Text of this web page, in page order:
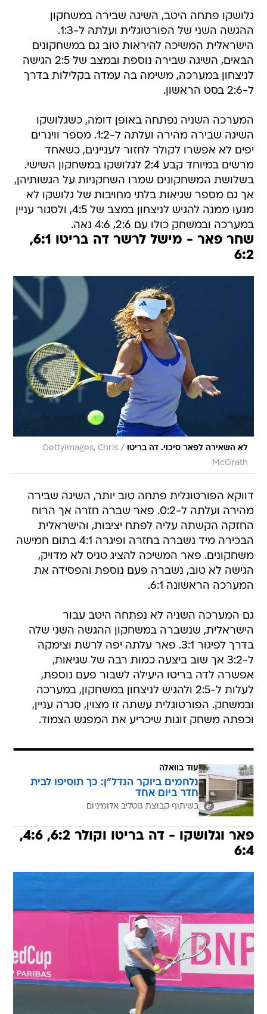
גלושקו פתחה היטב, השיגה שבירה במשחקון
ההגשה השני של הפורטוגלית ועלתה ל-1:3.
הישראלית המשיכה להיראות טוב גם במשחקונים
הבאים, השיגה שבירה נוספת ובמצב של 2:5 הגישה
לניצחון במערכה, משימה בה עמדה בקלילות בדרך
ל-2:6 בסט הראשון.
המערכה השניה נפתחה באופן דומה, כשגלושקו
השיגה שבירה מהירה ועלתה ל-1:2. מספר ווינרים
יפים לא אפשרו לקולר לחזור לעניינים, כשאחד
מרשים במיוחד קבע 2:4 לגלושקו במשחקון השישי.
בשלושת המשחקונים שמרו השחקניות על הגשותיהן,
אך גם מספר שגיאות בלתי מחויבות של גלושקו לא
מנעו ממנה להגיש לניצחון במצב של 4:5, ולסגור עניין
במערכה ובמשחק כולו עם 2:6, 4:6 נאה.
שחר פאר - מישל לרשר דה בריטו 6:1,
6:2
לא השאירה לפאר סיכוי. דה בריטו /
GettyImages, Chris
McGrath
דווקא הפורטוגלית פתחה טוב יותר, השיגה שבירה
מהירה ועלתה ל-0:2. פאר שברה חזרה אך הרוח
החזקה הקשתה עליה לפתח יציבות, והישראלית
הבכירה מיד נשברה בחזרה ופיגרה 4:1 בתום חמישה
משחקונים. פאר המשיכה להציג טניס לא מדויק,
הגישה לא טוב, נשברה פעם נוספת והפסידה את
המערכה הראשונה 6:1.
גם המערכה השניה לא נפתחה היטב עבור
הישראלית, שנשברה במשחקון ההגשה השני שלה
בדרך לפיגור 3:1. פאר עלתה יפה לרשת וצימקה
ל-3:2 אך שוב ביצעה כמות רבה של שגיאות,
אפשרה לדה בריטו היעילה לשבור פעם נוספת,
לעלות ל-2:5 ולהגיש לניצחון במשחקון, במערכה
ובמשחק. הפורטוגלית עשתה זו מצוין, סגרה עניין,
וכפתה משחק זוגות שיכריע את המפגש הצמוד.
עוד בוואלה
נלחמים ביוקר הנדל"ן: כך תוסיפו לבית
חדר ביום אחד
בשיתוף קבוצת גוטליב אלומיניום
פאר וגלושקו - דה בריטו וקולר 6:2, 4:6,
6:4